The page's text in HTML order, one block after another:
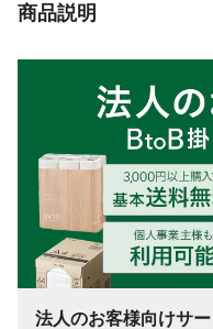
商品説明
法人のお客様向けサ